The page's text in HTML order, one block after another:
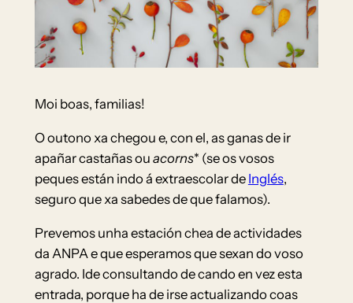
Moi boas, familias!
O outono xa chegou e, con el, as ganas de ir
apañar castañas ou acorns* (se os vosos
peques están indo á extraescolar de Inglés,
seguro que xa sabedes de que falamos).
Prevemos unha estación chea de actividades
da ANPA e que esperamos que sexan do voso
agrado. Ide consultando de cando en vez esta
entrada, porque ha de irse actualizando coas